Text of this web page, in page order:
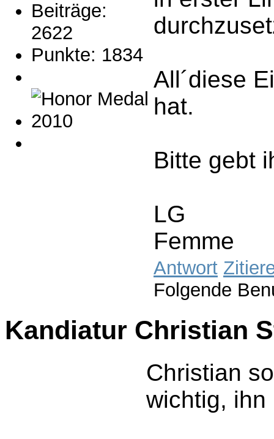
Beiträge:
2622
Punkte: 1834
All´diese
hat.
Bitte gebt
LG
Femme
Antwort
Folgende
Kandiatur Christian
Christian
wichtig, ihn